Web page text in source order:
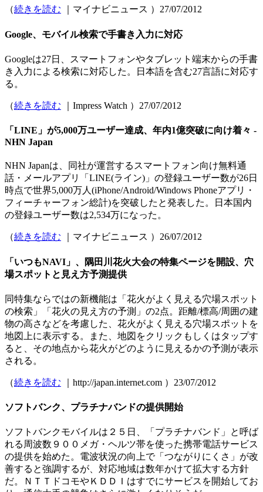
（続きを読む ｜マイナビニュース ）27/07/2012
Google、モバイル検索で手書き入力に対応
Googleは27日、スマートフォンやタブレット端末からの手書
き入力による検索に対応した。日本語を含む27言語に対応す
る。
（続きを読む ｜Impress Watch ）27/07/2012
「LINE」が5,000万ユーザー達成、年内1億突破に向け着々 -
NHN Japan
NHN Japanは、同社が運営するスマートフォン向け無料通
話・メールアプリ「LINE(ライン)」の登録ユーザー数が26日
時点で世界5,000万人(iPhone/Android/Windows Phoneアプリ・
フィーチャーフォン総計)を突破したと発表した。日本国内
の登録ユーザー数は2,534万になった。
（続きを読む ｜マイナビニュース ）26/07/2012
「いつもNAVI」、隅田川花火大会の特集ページを開設、穴
場スポットと見え方予測提供
同特集ならではの新機能は「花火がよく見える穴場スポット
の検索」「花火の見え方の予測」の2点。距離/標高/周囲の建
物の高さなどを考慮した、花火がよく見える穴場スポットを
地図上に表示する。また、地図をクリックもしくはタップす
ると、その地点から花火がどのように見えるかの予測が表示
される。
（続きを読む ｜http://japan.internet.com ）23/07/2012
ソフトバンク、プラチナバンドの提供開始
ソフトバンクモバイルは２５日、「プラチナバンド」と呼ば
れる周波数９００メガ・ヘルツ帯を使った携帯電話サービス
の提供を始めた。電波状況の向上で「つながりにくさ」が改
善すると強調するが、対応地域は数年かけて拡大する方針
だ。ＮＴＴドコモやＫＤＤＩはすでにサービスを開始してお